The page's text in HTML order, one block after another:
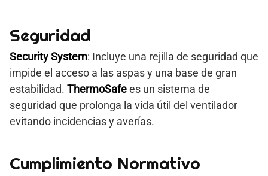
Seguridad
Security System: Incluye una rejilla de seguridad que
impide el acceso a las aspas y una base de gran
estabilidad. ThermoSafees un sistema de
seguridad que prolonga la vida útil del ventilador
evitando incidencias y averías.
Cumplimiento Normativo